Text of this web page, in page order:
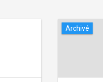
Archivé